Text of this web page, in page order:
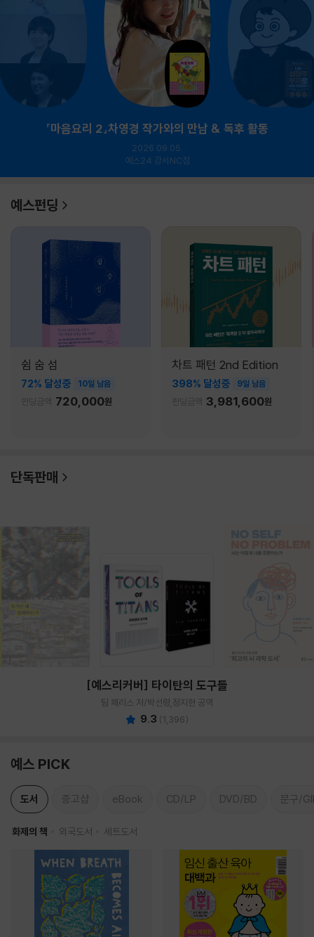
『마음요리 2』차영경 작가와의 만남 & 독후 활동
2026.09.05.
예스24 강서NC점
예스펀딩
쉼 숨 섬
72% 달성중 10일 남음
펀딩금액 720,000원
차트 패턴 2nd Edition
398% 달성중 9일 남음
펀딩금액 3,981,600원
단독판매
[예스리커버] 타이탄의 도구들
팀 페리스 저/박선령,정지현 공역
9.3 (1,396)
예스 PICK
도서 중고샵 eBook CD/LP DVD/BD 문구/
화제의 책 외국도서 세트도서